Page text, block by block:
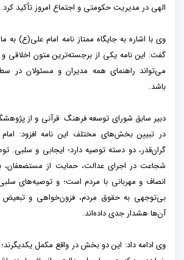
الهی در مدیریت حکومتی و اجتماع امروز تأکید کرد.
وی با اشاره به جایگاه ممتاز نامه امام علی(ع) به
گفت: این نامه یکی از برجسته‌ترین متون
می‌تواند راهنمای همه مدیران و مسئولان در
باشد.
دبیر سابق شورای توسعه فرهنگ قرآنی و از
در تبیین بخش‌های مختلف این نامه افزود:
گران‌قدر، دو دسته توصیه دارد؛ ایجابی و سلبی.
شجاعت در اجرای عدالت، حمایت از مستضعفان،
انصاف و مهربانی با مردم است؛ و توصیه‌های
بی‌توجهی به حقوق مردم، فزون‌خواهی و
آن‌ها هشدار جدی داده‌اند.
وی ادامه داد: این دو بخش در واقع مکمل